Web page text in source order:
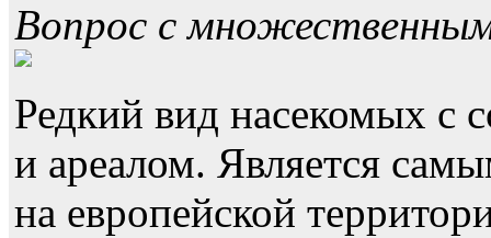
Вопрос с
Редкий вид насекомых с
и ареалом. Является
на европейской